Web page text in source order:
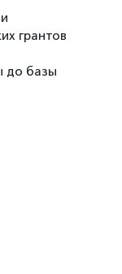
грантов
до базы